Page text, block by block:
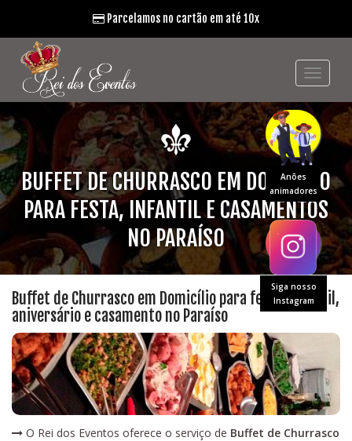
Anões
animadores
Siga nosso
Instagram
Parcelamos no cartão em até 10x
BUFFET DE CHURRASCO EM DOMICÍLIO
PARA FESTA, INFANTIL E CASAMENTOS
NO PARAÍSO
Buffet de Churrasco em Domicílio para festa, infantil,
aniversário e casamento no Paraíso
O Rei dos Eventos oferece o serviço de Buffet de Churrasco